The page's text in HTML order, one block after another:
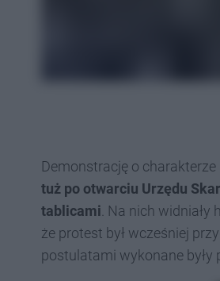
Demonstrację o
tuż po otwarciu Urzędu
tablicami . Na nich widniały
że protest był wcześniej
postulatami wykonane były